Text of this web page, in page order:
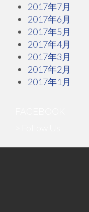
2017年7月
2017年6月
2017年5月
2017年4月
2017年3月
2017年2月
2017年1月